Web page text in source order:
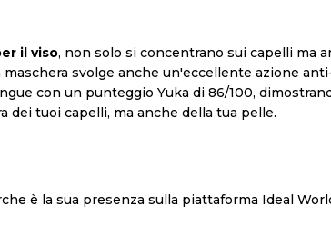
il viso, non solo si concentrano sui capelli ma
svolge anche un'eccellente azione
con un punteggio Yuka di 86/100,
tuoi capelli, ma anche della tua pelle.
è la sua presenza sulla piattaforma Ideal